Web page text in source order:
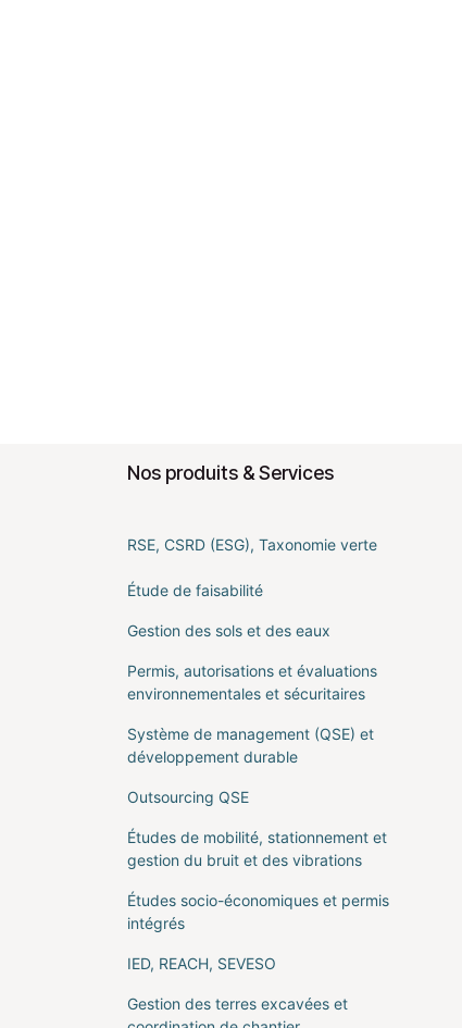
Nos produits & Services
RSE, CSRD (ESG), Taxonomie verte
Étude de faisabilité
Gestion des sols et des eaux
Permis, autorisations et évaluations
environnementales et sécuritaires
Système de management (QSE) et
développement durable
Outsourcing QSE
Études de mobilité, stationnement et
gestion du bruit et des vibrations
Études socio-économiques et permis
intégrés
IED, REACH, SEVESO
Gestion des terres excavées et